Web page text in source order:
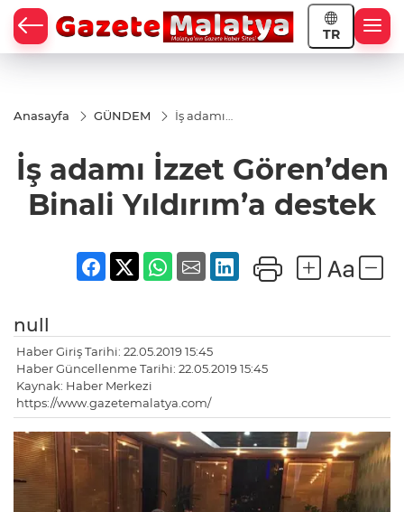
TR
Anasayfa GÜNDEM
İş adamı
Yıldırım’a
İş adamı İzzet Gören’den
Binali Yıldırım’a destek
null
Haber Giriş Tarihi: 22.05.2019 15:45
Haber Güncellenme Tarihi: 22.05.2019 15:45
Kaynak: Haber Merkezi
https://www.gazetemalatya.com/